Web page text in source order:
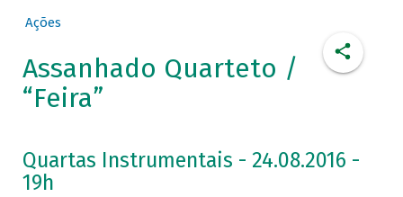
Ações
Assanhado Quarteto /
“Feira”
Quartas Instrumentais - 24.08.2016 -
19h